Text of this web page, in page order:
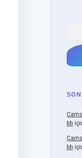
Mı
Mı